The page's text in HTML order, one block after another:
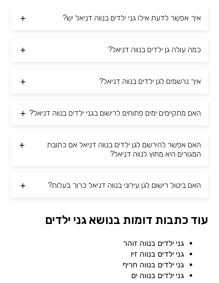
איך אפשר לדעת אילו גני ילדים בנווה דניאל יש?
כמה עולה גן ילדים בנווה דניאל?
איך נרשמים לגן ילדים בנווה דניאל?
האם מתקיימים ימים פתוחים לרישום בגני ילדים בנווה דניאל?
האם אפשר להירשם לגן ילדים בנווה דניאל אם כתובת
המגורים היא מחוץ לנווה דניאל?
האם ביטול רישום לגן עירוני בנווה דניאל כרוך בעלות?
עוד כתבות דומות בנושא גני ילדים
גני ילדים בנווה זוהר
גני ילדים בנווה זיו
גני ילדים בנווה חריף
גני ילדים בנווה ים